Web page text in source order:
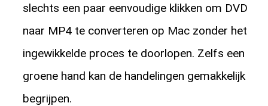
slechts een paar eenvoudige klikken om DVD
naar MP4 te converteren op Mac zonder het
ingewikkelde proces te doorlopen. Zelfs een
groene hand kan de handelingen gemakkelijk
begrijpen.